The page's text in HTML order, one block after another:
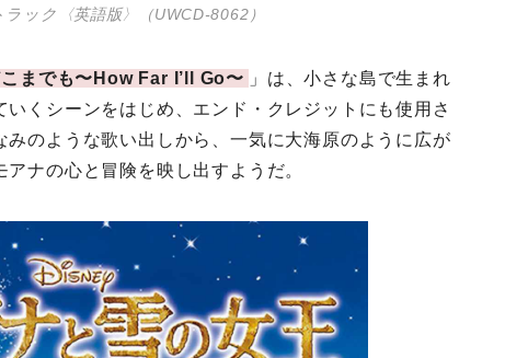
ック〈英語版〉（UWCD-8062）
こまでも〜How Far I’ll Go〜 」は、小さな島で生まれ
くシーンをはじめ、エンド・クレジットにも使用さ
のような歌い出しから、一気に大海原のように広が
ナの心と冒険を映し出すようだ。